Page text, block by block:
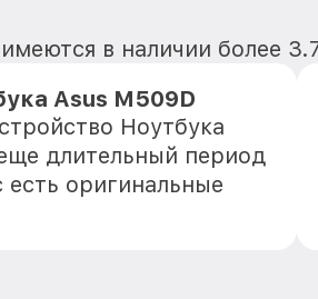
в наличии более
Asus M509D
Ноутбука
длительный период
оригинальные